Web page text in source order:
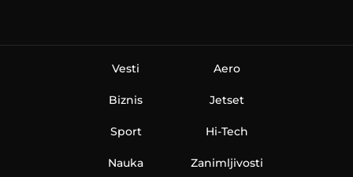
Vesti
Biznis
Sport
Nauka
Aero
Jetset
Hi-Tech
Zanimljivosti